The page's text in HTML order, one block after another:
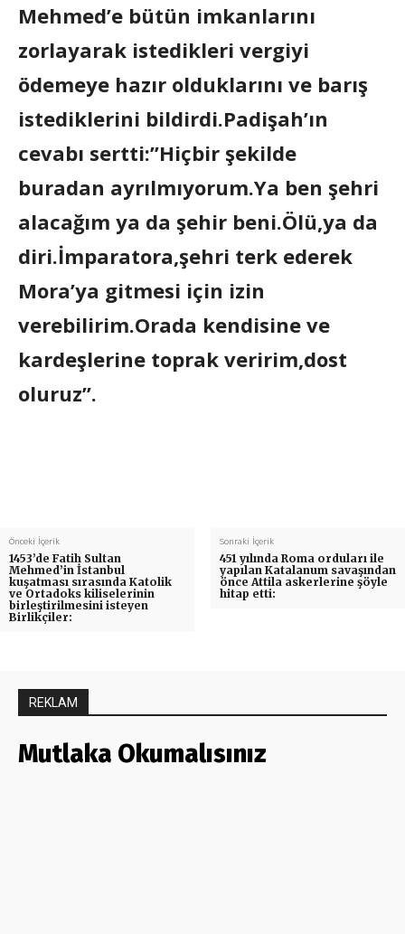
Mehmed’e bütün imkanlarını
zorlayarak istedikleri vergiyi
ödemeye hazır olduklarını ve barış
istediklerini bildirdi.Padişah’ın
cevabı sertti:”Hiçbir şekilde
buradan ayrılmıyorum.Ya ben şehri
alacağım ya da şehir beni.Ölü,ya da
diri.İmparatora,şehri terk ederek
Mora’ya gitmesi için izin
verebilirim.Orada kendisine ve
kardeşlerine toprak veririm,dost
oluruz”.
Önceki İçerik
1453’de Fatih Sultan
Mehmed’in İstanbul
kuşatması sırasında Katolik
ve Ortadoks kiliselerinin
birleştirilmesini isteyen
Birlikçiler:
Sonraki İçerik
451 yılında Roma orduları ile
yapılan Katalanum savaşından
önce Attila askerlerine şöyle
hitap etti:
REKLAM
Mutlaka Okumalısınız